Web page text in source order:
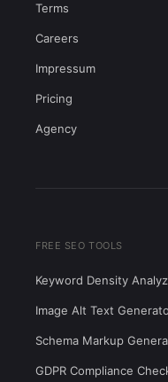
Terms
Careers
Impressum
Pricing
Agency
FREE SEO TOOLS
Keyword Density
Image Alt Text
Schema Markup
GDPR Compliance